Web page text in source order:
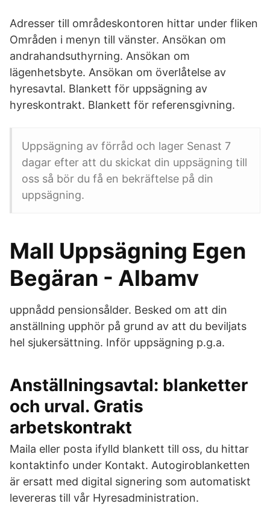
Adresser till områdeskontoren hittar under fliken
Områden i menyn till vänster. Ansökan om
andrahandsuthyrning. Ansökan om
lägenhetsbyte. Ansökan om överlåtelse av
hyresavtal. Blankett för uppsägning av
hyreskontrakt. Blankett för referensgivning.
Uppsägning av förråd och lager Senast 7
dagar efter att du skickat din uppsägning till
oss så bör du få en bekräftelse på din
uppsägning.
Mall Uppsägning Egen
Begäran - Albamv
uppnådd pensionsålder. Besked om att din
anställning upphör på grund av att du beviljats
hel sjukersättning. Inför uppsägning p.g.a.
Anställningsavtal: blanketter
och urval. Gratis
arbetskontrakt
Maila eller posta ifylld blankett till oss, du hittar
kontaktinfo under Kontakt. Autogiroblanketten
är ersatt med digital signering som automatiskt
levereras till vår Hyresadministration.